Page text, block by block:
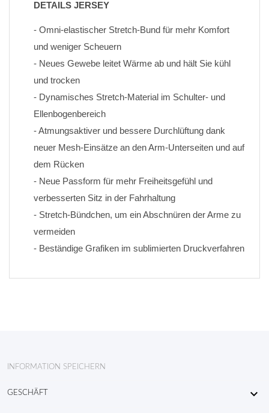
DETAILS JERSEY
- Omni-elastischer Stretch-Bund für mehr Komfort
und weniger Scheuern
- Neues Gewebe leitet Wärme ab und hält Sie kühl
und trocken
- Dynamisches Stretch-Material im Schulter- und
Ellenbogenbereich
- Atmungsaktiver und bessere Durchlüftung dank
neuer Mesh-Einsätze an den Arm-Unterseiten und auf
dem Rücken
- Neue Passform für mehr Freiheitsgefühl und
verbesserten Sitz in der Fahrhaltung
- Stretch-Bündchen, um ein Abschnüren der Arme zu
vermeiden
- Beständige Grafiken im sublimierten Druckverfahren
INFORMATION SPEICHERN
GESCHÄFT 